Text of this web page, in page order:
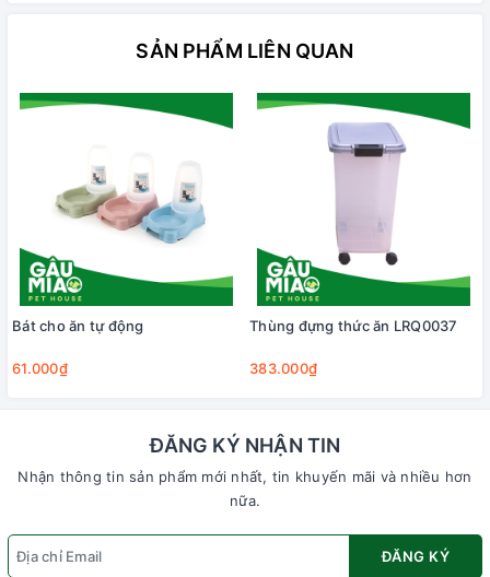
SẢN PHẨM LIÊN QUAN
Bát cho ăn tự động
61.000₫
Thùng đựng thức ăn LRQ0037
383.000₫
ĐĂNG KÝ NHẬN TIN
Nhận thông tin sản phẩm mới nhất, tin khuyến mãi và nhiều hơn
nữa.
ĐĂNG KÝ